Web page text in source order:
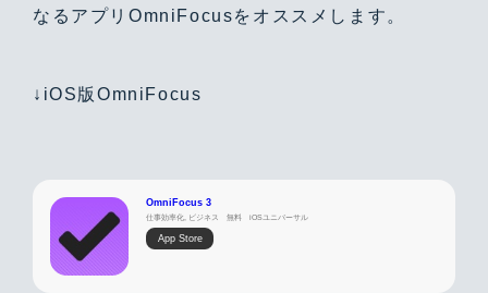
なるアプリOmniFocusをオススメします。
↓iOS版OmniFocus
OmniFocus 3
仕事効率化, ビジネス 無料 iOSユニバーサル
App Store